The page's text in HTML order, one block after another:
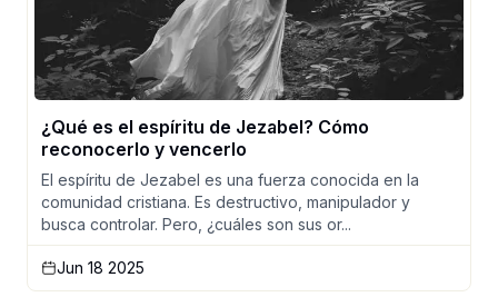
¿Qué es el espíritu de Jezabel? Cómo
reconocerlo y vencerlo
El espíritu de Jezabel es una fuerza conocida en la
comunidad cristiana. Es destructivo, manipulador y
busca controlar. Pero, ¿cuáles son sus or...
Jun 18 2025